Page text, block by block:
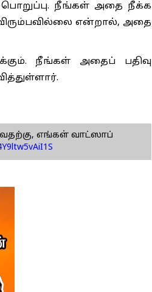
நீங்கள் அதை நீக்க
என்றால், அதை
நீங்கள் அதைப் பதிவு
எங்கள் வாட்ஸாப்